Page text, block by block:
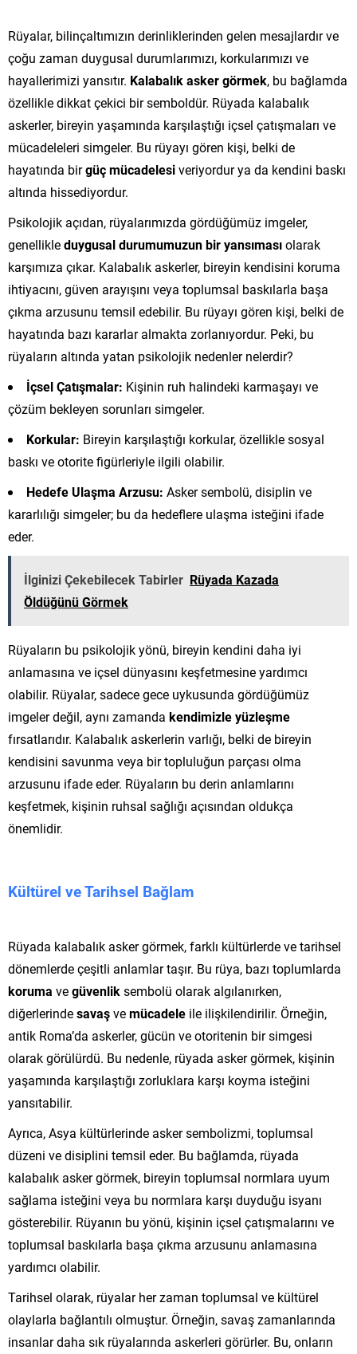
Rüyalar, bilinçaltımızın derinliklerinden gelen mesajlardır ve
çoğu zaman duygusal durumlarımızı, korkularımızı ve
hayallerimizi yansıtır. Kalabalık asker görmek, bu bağlamda
özellikle dikkat çekici bir semboldür. Rüyada kalabalık
askerler, bireyin yaşamında karşılaştığı içsel çatışmaları ve
mücadeleleri simgeler. Bu rüyayı gören kişi, belki de
hayatında birgüç mücadelesiveriyordur ya da kendini baskı
altında hissediyordur.
Psikolojik açıdan, rüyalarımızda gördüğümüz imgeler,
genellikleduygusal durumumuzun bir yansımasıolarak
karşımıza çıkar. Kalabalık askerler, bireyin kendisini koruma
ihtiyacını, güven arayışını veya toplumsal baskılarla başa
çıkma arzusunu temsil edebilir. Bu rüyayı gören kişi, belki de
hayatında bazı kararlar almakta zorlanıyordur. Peki, bu
rüyaların altında yatan psikolojik nedenler nelerdir?
İçsel Çatışmalar: Kişinin ruh halindeki karmaşayı ve
çözüm bekleyen sorunları simgeler.
Korkular: Bireyin karşılaştığı korkular, özellikle sosyal
baskı ve otorite figürleriyle ilgili olabilir.
Hedefe Ulaşma Arzusu: Asker sembolü, disiplin ve
kararlılığı simgeler; bu da hedeflere ulaşma isteğini ifade
eder.
İlginizi Çekebilecek Tabirler Rüyada Kazada
Öldüğünü Görmek
Rüyaların bu psikolojik yönü, bireyin kendini daha iyi
anlamasına ve içsel dünyasını keşfetmesine yardımcı
olabilir. Rüyalar, sadece gece uykusunda gördüğümüz
imgeler değil, aynı zamanda kendimizle yüzleşme
fırsatlarıdır. Kalabalık askerlerin varlığı, belki de bireyin
kendisini savunma veya bir topluluğun parçası olma
arzusunu ifade eder. Rüyaların bu derin anlamlarını
keşfetmek, kişinin ruhsal sağlığı açısından oldukça
önemlidir.
Kültürel ve Tarihsel Bağlam
Rüyada kalabalık asker görmek, farklı kültürlerde ve tarihsel
dönemlerde çeşitli anlamlar taşır. Bu rüya, bazı toplumlarda
koruma vegüvenliksembolü olarak algılanırken,
diğerlerindesavaşvemücadele ile ilişkilendirilir. Örneğin,
antik Roma’da askerler, gücün ve otoritenin bir simgesi
olarak görülürdü. Bu nedenle, rüyada asker görmek, kişinin
yaşamında karşılaştığı zorluklara karşı koyma isteğini
yansıtabilir.
Ayrıca, Asya kültürlerinde asker sembolizmi, toplumsal
düzeni ve disiplini temsil eder. Bu bağlamda, rüyada
kalabalık asker görmek, bireyin toplumsal normlara uyum
sağlama isteğini veya bu normlara karşı duyduğu isyanı
gösterebilir. Rüyanın bu yönü, kişinin içsel çatışmalarını ve
toplumsal baskılarla başa çıkma arzusunu anlamasına
yardımcı olabilir.
Tarihsel olarak, rüyalar her zaman toplumsal ve kültürel
olaylarla bağlantılı olmuştur. Örneğin, savaş zamanlarında
insanlar daha sık rüyalarında askerleri görürler. Bu, onların